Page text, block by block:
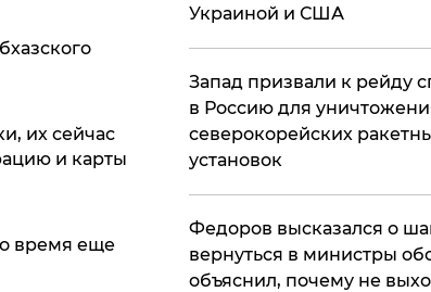
их сейчас
и карты
время еще
Украиной и США
Запад призвали к рейду
в Россию для
северокорейских
установок
Федоров высказался о
вернуться в министры
объяснил, почему не